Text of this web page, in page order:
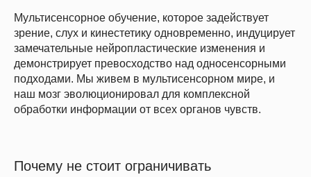
Мультисенсорное обучение, которое задействует
зрение, слух и кинестетику одновременно, индуцирует
замечательные нейропластические изменения и
демонстрирует превосходство над односенсорными
подходами. Мы живем в мультисенсорном мире, и
наш мозг эволюционировал для комплексной
обработки информации от всех органов чувств.
Почему не стоит ограничивать